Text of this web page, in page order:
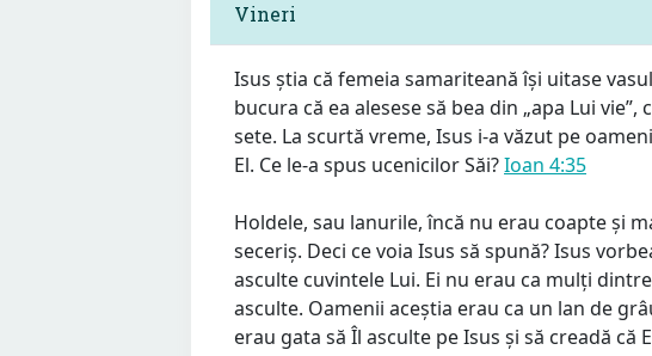
Vineri
Isus știa că femeia samariteană își uitase
bucura că ea alesese să bea din „apa Lui
sete. La scurtă vreme, Isus i-a văzut pe
El. Ce le-a spus ucenicilor Săi?Ioan 4:35
Holdele, sau lanurile, încă nu erau coapte și
seceriș. Deci ce voia Isus să spună? Isus
asculte cuvintele Lui. Ei nu erau ca mulți
asculte. Oamenii aceștia erau ca un lan de
erau gata să Îl asculte pe Isus și să creadă că